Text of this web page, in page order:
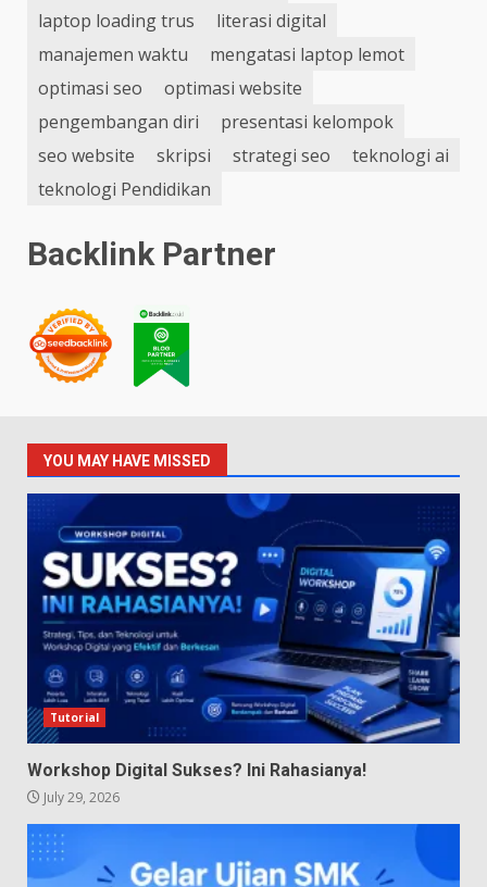
laptop loading trus
literasi digital
manajemen waktu
mengatasi laptop lemot
optimasi seo
optimasi website
pengembangan diri
presentasi kelompok
seo website
skripsi strategi seo
teknologi ai
teknologi Pendidikan
Backlink Partner
YOU MAY HAVE MISSED
Tutorial
Workshop Digital Sukses? Ini Rahasianya!
July 29, 2026